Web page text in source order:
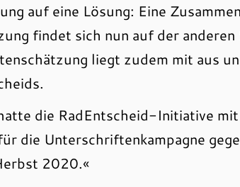
auf eine Lösung: Eine
findet sich nun auf der
liegt zudem mit aus
die RadEntscheid-Initiative
die Unterschriftenkampagne
2020.«